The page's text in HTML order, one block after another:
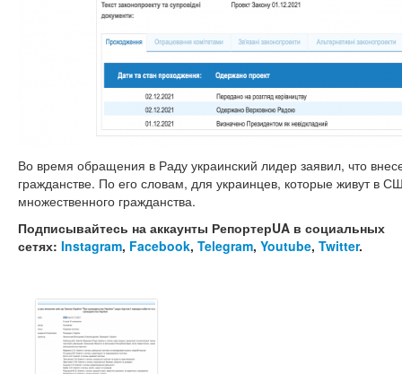
Во время обращения в Раду украинский лидер заявил, что
гражданстве. По его словам, для украинцев, которые живут в
множественного гражданства.
Подписывайтесь на аккаунты РепортерUA в социальных
сетях: Instagram, Facebook, Telegram, Youtube, Twitter.